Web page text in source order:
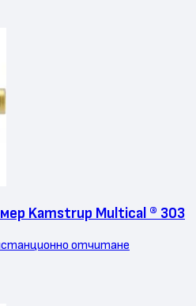
Kamstrup Multical ® 303
отчитане